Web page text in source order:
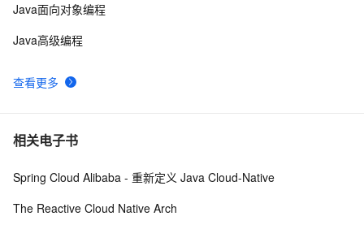
查看更多
Java面向对象编程
Java高级编程
相关电子书
Spring Cloud Alibaba - 重新定义 Java Cloud-Native
The Reactive Cloud Native Arch